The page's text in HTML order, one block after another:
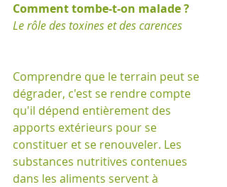
Comment tombe-t-on malade ?
Le rôle des toxines et des carences
Comprendre que le terrain peut se
dégrader, c'est se rendre compte
qu'il dépend entièrement des
apports extérieurs pour se
constituer et se renouveler. Les
substances nutritives contenues
dans les aliments servent à